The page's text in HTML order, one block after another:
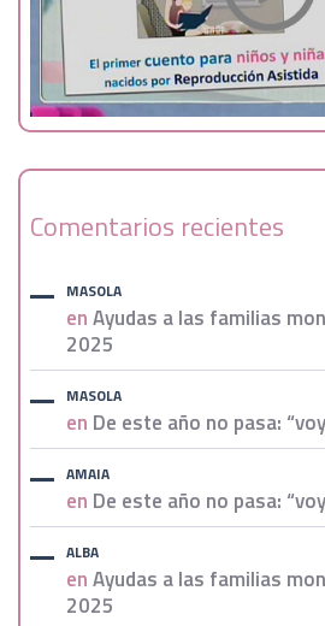
Comentarios recientes
MASOLA
enAyudas a las familias
2025
MASOLA
en De este año no pasa:
AMAIA
en De este año no pasa:
ALBA
enAyudas a las familias
2025